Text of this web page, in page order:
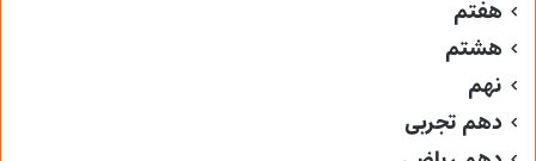
هفتم
هشتم
نهم
دهم تجربی